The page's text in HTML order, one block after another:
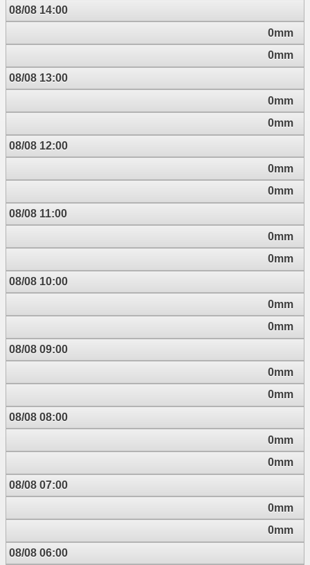
08/08 14:00
0mm
0mm
08/08 13:00
0mm
0mm
08/08 12:00
0mm
0mm
08/08 11:00
0mm
0mm
08/08 10:00
0mm
0mm
08/08 09:00
0mm
0mm
08/08 08:00
0mm
0mm
08/08 07:00
0mm
0mm
08/08 06:00